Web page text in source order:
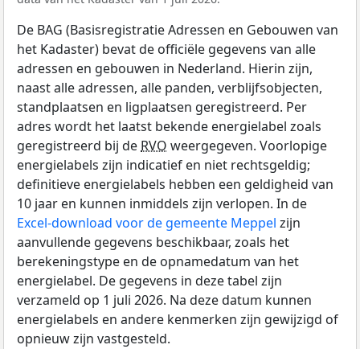
De BAG (Basisregistratie Adressen en Gebouwen van
het Kadaster) bevat de officiële gegevens van alle
adressen en gebouwen in Nederland. Hierin zijn,
naast alle adressen, alle panden, verblijfsobjecten,
standplaatsen en ligplaatsen geregistreerd. Per
adres wordt het laatst bekende energielabel zoals
geregistreerd bij de RVO weergegeven. Voorlopige
energielabels zijn indicatief en niet rechtsgeldig;
definitieve energielabels hebben een geldigheid van
10 jaar en kunnen inmiddels zijn verlopen. In de
Excel-download voor de gemeente Meppel zijn
aanvullende gegevens beschikbaar, zoals het
berekeningstype en de opnamedatum van het
energielabel. De gegevens in deze tabel zijn
verzameld op 1 juli 2026. Na deze datum kunnen
energielabels en andere kenmerken zijn gewijzigd of
opnieuw zijn vastgesteld.